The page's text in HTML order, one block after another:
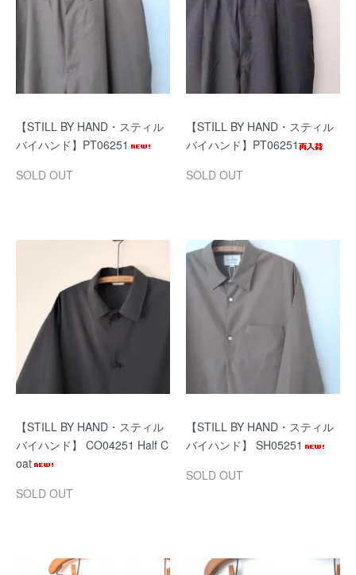
【STILL BY HAND・スティル
バイハンド】PT06251
SOLD OUT
【STILL BY HAND・スティル
バイハンド】PT06251
SOLD OUT
【STILL BY HAND・スティル
バイハンド】 CO04251 Half C
oat
SOLD OUT
【STILL BY HAND・スティル
バイハンド】 SH05251
SOLD OUT